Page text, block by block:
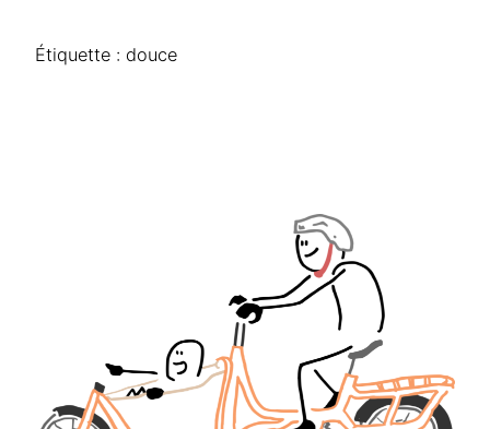
Étiquette : douce